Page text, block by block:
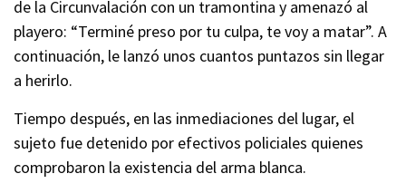
de la Circunvalación con un tramontina y amenazó al
playero: “Terminé preso por tu culpa, te voy a matar”. A
continuación, le lanzó unos cuantos puntazos sin llegar
a herirlo.
Tiempo después, en las inmediaciones del lugar, el
sujeto fue detenido por efectivos policiales quienes
comprobaron la existencia del arma blanca.